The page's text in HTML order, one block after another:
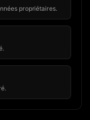
propriétaires.